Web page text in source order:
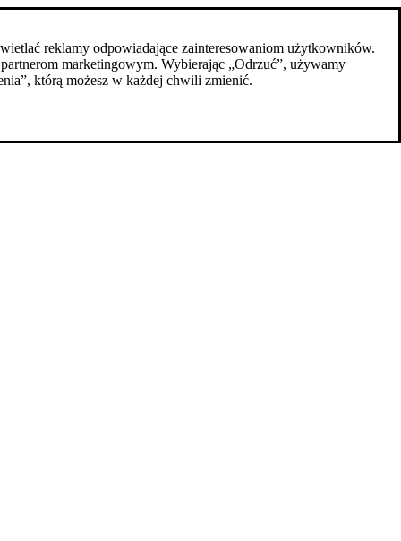
reklamy odpowiadające zainteresowaniom użytkowników.
marketingowym. Wybierając „Odrzuć”, używamy
którą możesz w każdej chwili zmienić.